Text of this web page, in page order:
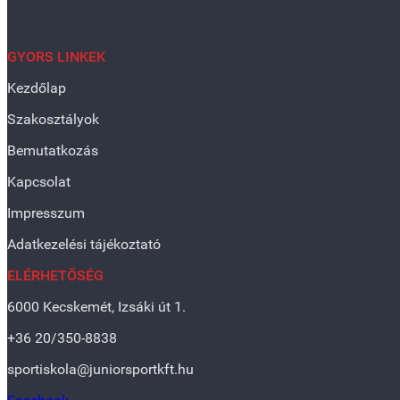
GYORS LINKEK
Kezdőlap
Szakosztályok
Bemutatkozás
Kapcsolat
Impresszum
Adatkezelési tájékoztató
ELÉRHETŐSÉG
6000 Kecskemét, Izsáki út 1.
+36 20/350-8838
sportiskola@juniorsportkft.hu